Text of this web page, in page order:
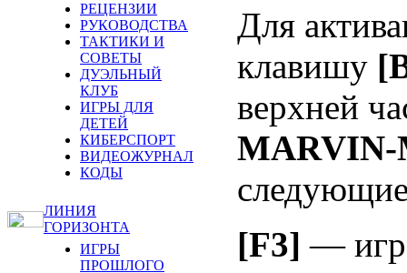
РЕЦЕНЗИИ
РУКОВОДСТВА
ТАКТИКИ И
СОВЕТЫ
ДУЭЛЬНЫЙ
КЛУБ
ИГРЫ ДЛЯ
ДЕТЕЙ
КИБЕРСПОРТ
ВИДЕОЖУРНАЛ
КОДЫ
ЛИНИЯ
ГОРИЗОНТА
ИГРЫ
ПРОШЛОГО
Для
клавишу
верхней
MARVIN-
[F3] —